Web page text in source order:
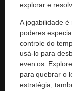
explorar e
A jogabilidade
poderes
controle do
usá-lo para
eventos.
para quebrar o
estratégia,